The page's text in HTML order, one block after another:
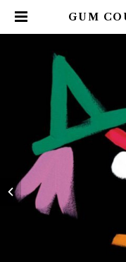
GUM